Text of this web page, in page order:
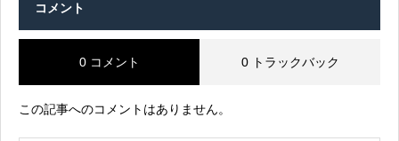
コメント
0 コメント 0 トラックバック
この記事へのコメントはありません。